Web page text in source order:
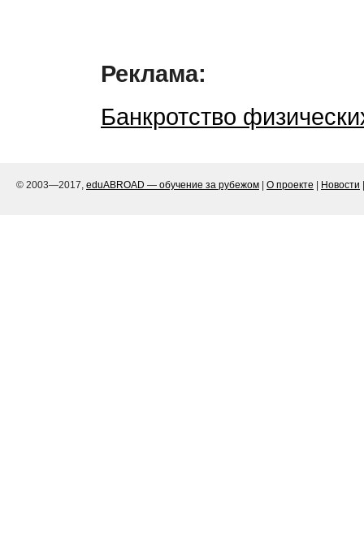
Реклама:
Банкротство
© 2003—2017, eduABROAD — обучение за рубежом О проекте Новости